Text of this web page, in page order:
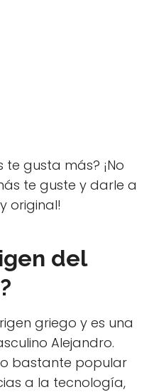
gusta más? ¡No
te guste y darle a
original!
del
griego y es una
Alejandro.
bastante popular
a la tecnología,